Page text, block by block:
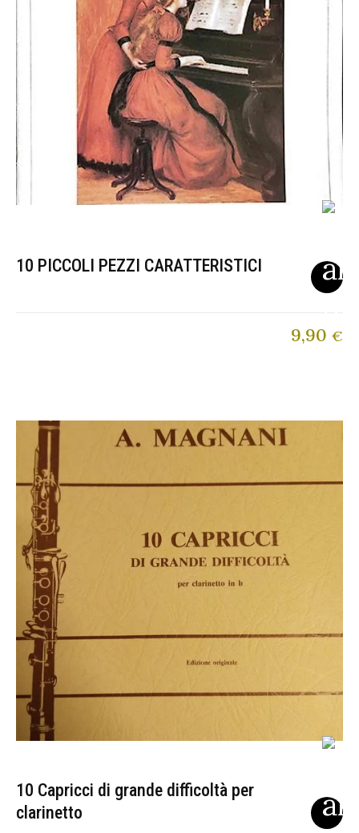
10 PICCOLI PEZZI CARATTERISTICI
9,90 €
10 Capricci di grande difficoltà per
clarinetto